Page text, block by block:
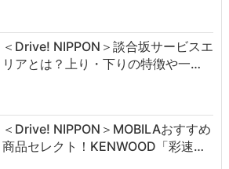
＜Drive! NIPPON＞談合坂サービスエ
リアとは？上り・下りの特徴や一…
＜Drive! NIPPON＞MOBILAおすすめ
商品セレクト！KENWOOD「彩速…